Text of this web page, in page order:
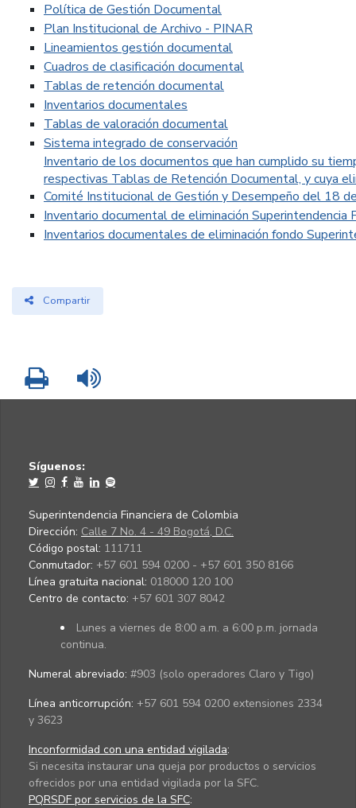
Política de Gestión Documental
Plan Institucional de Archivo - PINAR
Lineamientos gestión documental
Cuadros de clasificación documental
Tablas de retención documental
Inventarios documentales
Tablas de valoración documental
Sistema integrado de conservación
Inventario de los documentos que han cumplido su
respectivas Tablas de Retención Documental, y cuya
Comité Institucional de Gestión y Desempeño del 18
Inventario documental de eliminación Superintendencia
Inventarios documentales de eliminación fondo
Compartir
Imprimir
Síguenos:
Superintendencia Financiera de Colombia
Dirección: Calle 7 No. 4 - 49 Bogotá, D.C.
Código postal: 111711
Conmutador: +57 601 594 0200 - +57 601 350 8166
Línea gratuita nacional: 018000 120 100
Centro de contacto: +57 601 307 8042
Lunes a viernes de 8:00 a.m. a 6:00 p.m. jornada
continua.
Numeral abreviado: #903 (solo operadores Claro y Tigo)
Línea anticorrupción: +57 601 594 0200 extensiones 2334
y 3623
Inconformidad con una entidad vigilada:
Si necesita instaurar una queja por productos o servicios
ofrecidos por una entidad vigilada por la SFC.
PQRSDF por servicios de la SFC: